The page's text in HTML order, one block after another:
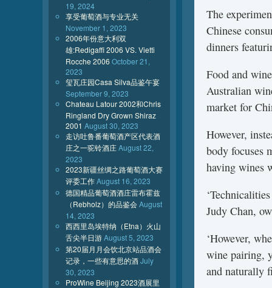
The
Chinese
dinners
Food and
Australian
market for
However,
body focuses
having wines
Judy Chan,
‘However,
wine pairing,
and naturally
19, 2024
享受葡萄酒与专业无关
November 1, 2023
2006年份意大利双
雄:Redigaffi 2006 VS. Vietti
Rocche 2006 October 21,
2023
玺瓦庄园Casa Silva品鉴午宴
September 9, 2023
Chateau Latour 2002和Chris
Ringland Dry Grown Shiraz
2001 August 30, 2023
走访吐鲁番葡萄酒产区代表酒
庄之一驼铃酒庄August 22,
2023
2023新疆丝绸之路葡萄酒大赛
评委工作August 16, 2023
德国精品葡萄酒酒庄雷布霍兹
（Rebholz）的品鉴会August
14, 2023
西西里岛埃特纳（Etna）火山
舌尖半日游August 5, 2023
第20届月月会饮北京站品酒会
记录，一些有意思的酒July
30, 2023
ProWine Beijing 2023酒展里